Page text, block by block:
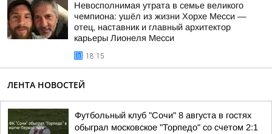
Невосполнимая утрата в семье великого
чемпиона: ушёл из жизни Хорхе Месси —
отец, наставник и главный архитектор
карьеры Лионеля Месси
18:15
ЛЕНТА НОВОСТЕЙ
Футбольный клуб "Сочи" 8 августа в гостях
обыграл московское "Торпедо" со счетом 2:1